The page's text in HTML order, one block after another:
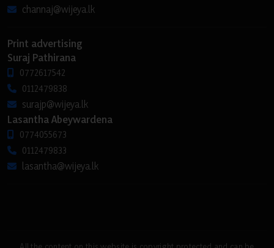
channaj@wijeya.lk
Print advertising
Suraj Pathirana
0772617542
0112479838
surajp@wijeya.lk
Lasantha Abeywardena
0774055673
0112479833
lasantha@wijeya.lk